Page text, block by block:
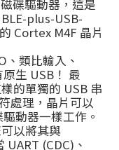
碟驅動器，這是
plus-USB-
Cortex M4F 晶片
、類比輸入、
生 USB！ 最
的單獨的 USB 串
處理，晶片可以
動器一樣工作。
以將其與
(CDC)、